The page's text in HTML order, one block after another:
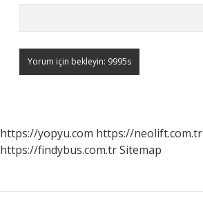
https://yopyu.com https://neolift.com.tr
https://findybus.com.trSitemap